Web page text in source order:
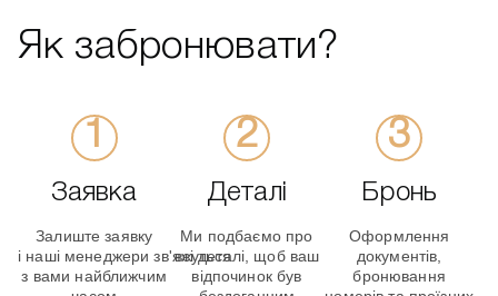
Як забронювати?
Заявка
Залиште заявку
і наші менеджери зв'яжуться
з вами найближчим
Деталі
Ми подбаємо про
всі деталі, щоб ваш
відпочинок був
Бронь
Оформлення
документів,
бронювання